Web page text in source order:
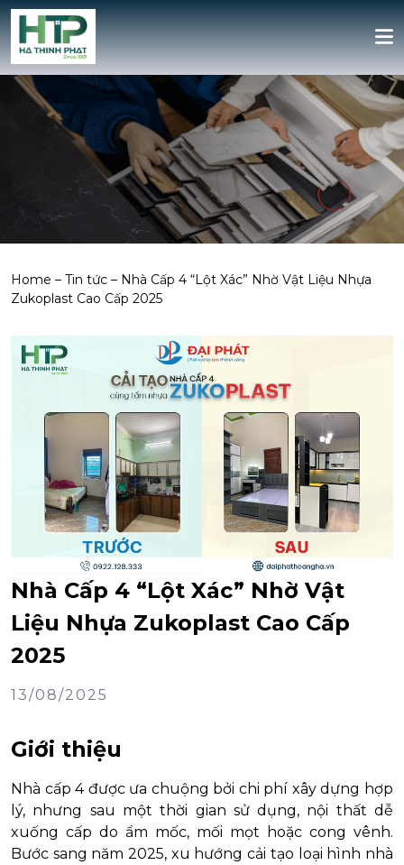
Home – Tin tức – Nhà Cấp 4 “Lột Xác” Nhờ Vật Liệu Nhựa
Zukoplast Cao Cấp 2025
Nhà Cấp 4 “Lột Xác” Nhờ Vật
Liệu Nhựa Zukoplast Cao Cấp
2025
13/08/2025
Giới thiệu
Nhà cấp 4 được ưa chuộng bởi chi phí xây dựng hợp
lý, nhưng sau một thời gian sử dụng, nội thất dễ
xuống cấp do ẩm mốc, mối mọt hoặc cong vênh.
Bước sang năm 2025, xu hướng cải tạo loại hình nhà